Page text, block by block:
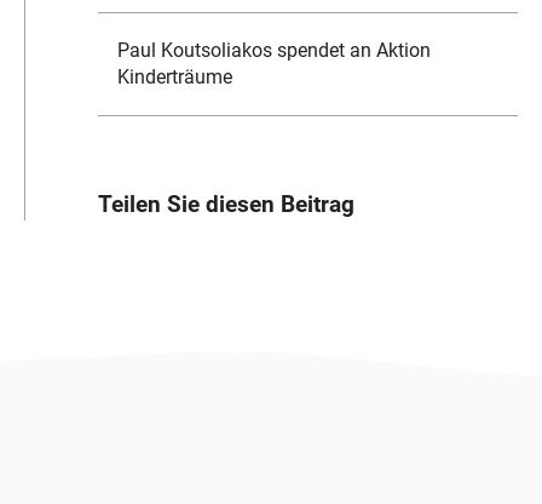
Paul Koutsoliakos spendet an Aktion
Kinderträume
Teilen Sie diesen Beitrag